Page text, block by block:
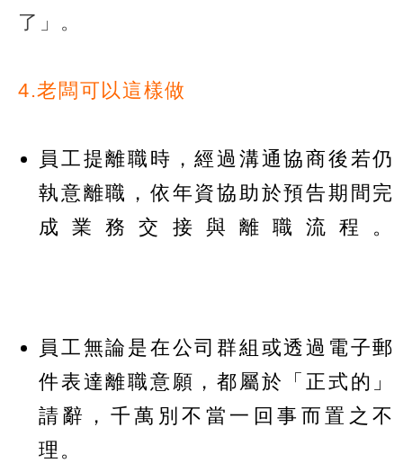
了」。
4.老闆可以這樣做
員工提離職時，經過溝通協商後若仍
執意離職，依年資協助於預告期間完
成業務交接與離職流程。
員工無論是在公司群組或透過電子郵
件表達離職意願，都屬於「正式的」
請辭，千萬別不當一回事而置之不
理。